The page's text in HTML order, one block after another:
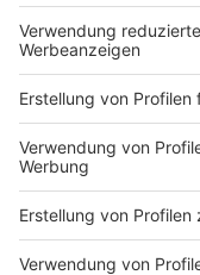
14.
Stadt
Anzeige
Weitere Infos